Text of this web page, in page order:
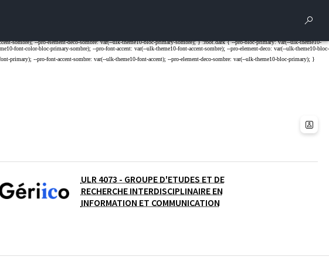
ULR 4073 - GROUPE D'ETUDES ET DE
RECHERCHE INTERDISCIPLINAIRE EN
INFORMATION ET COMMUNICATION